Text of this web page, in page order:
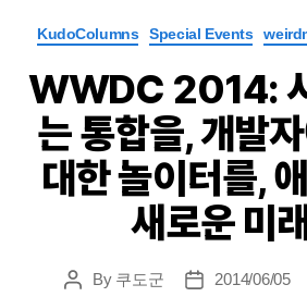
KudoColumns Special Events
WWDC 2014:
는 통합을, 개발
대한 놀이터를,
새로운 미
PostBy 쿠도군
Post2014/06/05